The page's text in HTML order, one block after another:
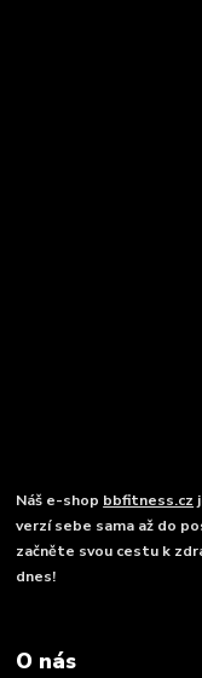
Náš e-shop bbfitness.cz
verzí sebe sama až do
začněte svou cestu k
dnes!
O nás